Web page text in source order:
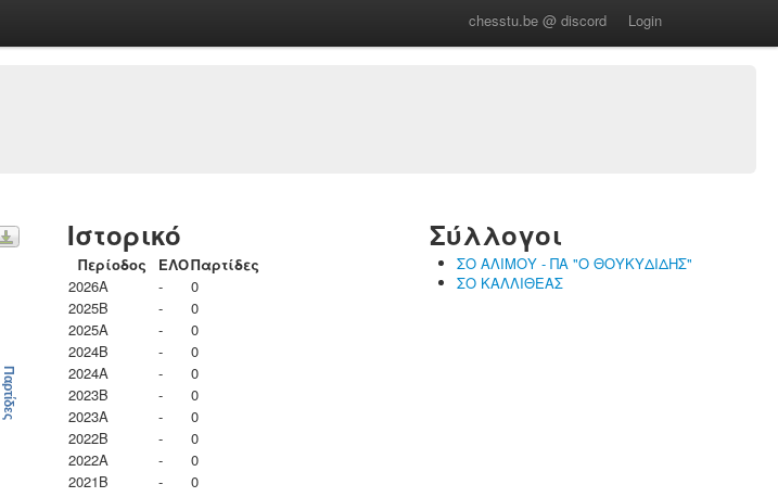
chesstu.be @ discord Login
Παρτίδες
Ιστορικό
Περίοδος ΕΛΟΠαρτίδες
2026A
-
0
2025B
-
0
2025A
-
0
2024B
-
0
2024A
-
0
2023B
-
0
2023Α
-
0
2022B
-
0
2022A
-
0
2021B
-
0
Σύλλογοι
ΣΟ ΑΛΙΜΟΥ - ΠΑ "Ο ΘΟΥΚΥΔΙΔΗΣ"
ΣΟ ΚΑΛΛΙΘΕΑΣ